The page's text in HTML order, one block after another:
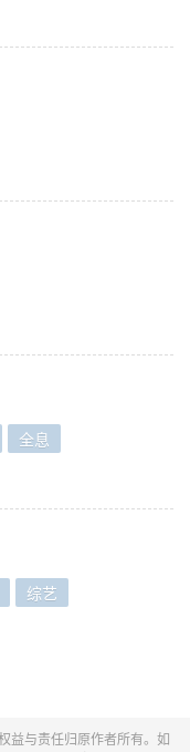
全息
综艺
益与责任归原作者所有。如